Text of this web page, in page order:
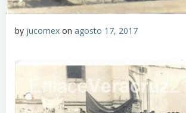
by jucomex on agosto 17, 2017